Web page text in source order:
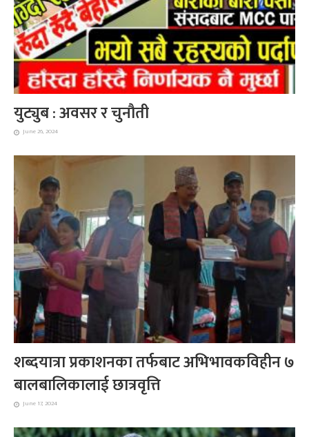
युट्युब : अवसर र चुनौती
June 26, 2024
शब्दयात्रा प्रकाशनका तर्फबाट अभिभावकविहीन ७
बालबालिकालाई छात्रवृत्ति
June 17, 2024